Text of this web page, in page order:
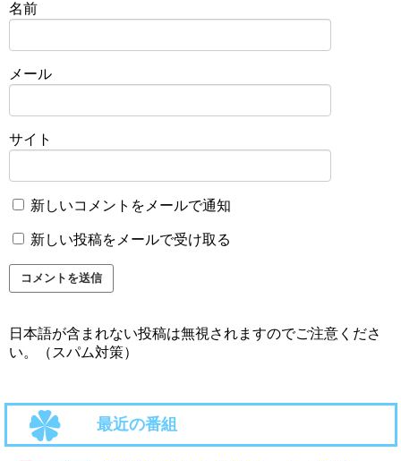
名前
メール
サイト
新しいコメントをメールで通知
新しい投稿をメールで受け取る
日本語が含まれない投稿は無視されますのでご注意くださ
い。（スパム対策）
最近の番組